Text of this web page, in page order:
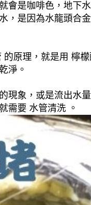
是咖啡色，地
是因為水龍頭合
原理，就是用 檸
淨。
象，或是流出
需要 水管清洗 。